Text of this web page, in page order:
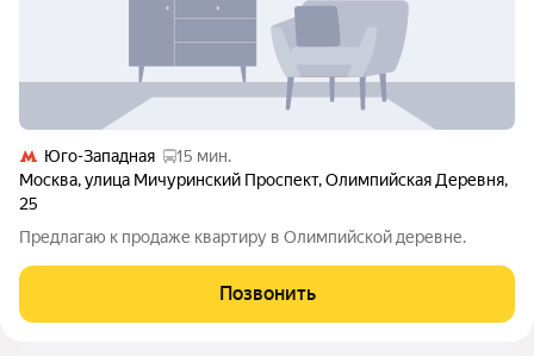
Юго-Западная
15 мин.
Москва,улица Мичуринский Проспект,Олимпийская Деревня,
25
Предлагаю к продаже квартиру в Олимпийской деревне.
Позвонить